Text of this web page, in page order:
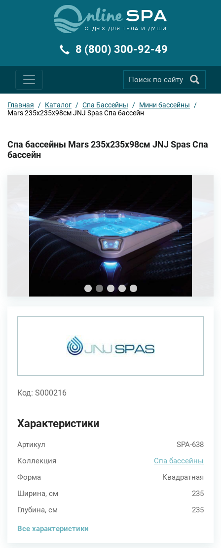
ОТДЫХ ДЛЯ ТЕЛА И ДУШИ
8 (800) 300-92-49
Главная / Каталог / Спа Бассейны / Мини бассейны
/
Mars 235х235х98см JNJ Spas Спа бассейн
Спа бассейны Mars 235х235х98см JNJ Spas Спа
бассейн
Код: S000216
Характеристики
Артикул
SPA-638
Коллекция
Спа бассейны
Форма
Квадратная
Ширина, см
235
Глубина, см
235
Все характеристики